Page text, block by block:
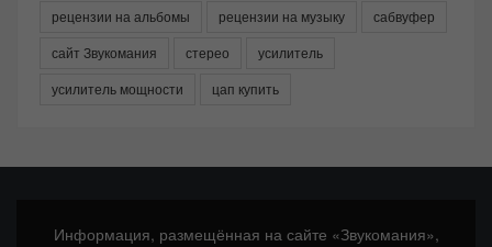
рецензии на альбомы
рецензии на музыку
сабвуфер
сайт Звукомания
стерео
усилитель
усилитель мощности
цап купить
Информация, размещённая на сайте «Звукомания»,